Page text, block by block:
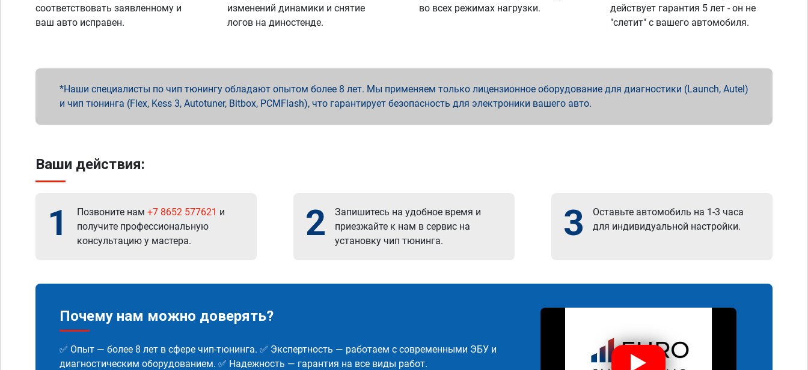
соответствовать заявленному и
ваш авто исправен.
изменений динамики и снятие
логов на диностенде.
во всех режимах нагрузки.
действует гарантия 5 лет - он не
"слетит" с вашего автомобиля.
Наши специалисты по чип тюнингу обладают опытом более 8 лет. Мы применяем только лицензионное оборудование для диагностики (Launch, Autel)
и чип тюнинга (Flex, Kess 3, Autotuner, Bitbox, PCMFlash), что гарантирует безопасность для электроники вашего авто.
Ваши действия:
1 Позвоните нам +7 8652 577621 и
получите профессиональную
консультацию у мастера.
2
Запишитесь на удобное время и
приезжайте к нам в сервис на
установку чип тюнинга.
3
Оставьте автомобиль на 1-3 часа
для индивидуальной настройки.
Почему нам можно доверять?
✅ Опыт — более 8 лет в сфере чип-тюнинга. ✅ Экспертность — работаем с современными ЭБУ и
диагностическим оборудованием. ✅ Надежность — гарантия на все виды работ.